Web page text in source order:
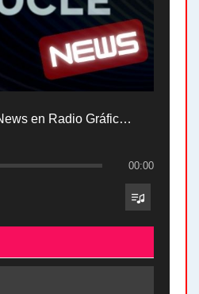
El Bucle News en Radio Gráfica. Bloque 2 . 28.04.24
00:00
El Bucle News en Radio Gráfica. Bloque 2 . 28.04.24 - Jorge Gres